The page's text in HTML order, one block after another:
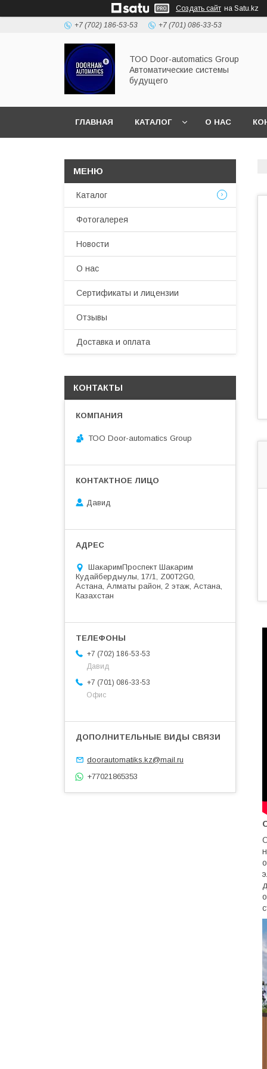
Создать сайт на Satu.kz
+7 (702) 186-53-53 +7 (701) 086-33-53
ТОО Door-automatics Group
Автоматические системы
будущего
ГЛАВНАЯ КАТАЛОГ О НАС
Каталог
Фотогалерея
Новости
О нас
Сертификаты и лицензии
Отзывы
Доставка и оплата
КОНТАКТЫ
ТОО Door-automatics Group
Давид
ШакаримПроспект Шакарим
Кудайбердыулы, 17/1, Z00T2G0,
Астана, Алматы район, 2 этаж, Астана,
Казахстан
+7 (702) 186-53-53
Давид
+7 (701) 086-33-53
Офис
doorautomatiks.kz@mail.ru
+77021865353